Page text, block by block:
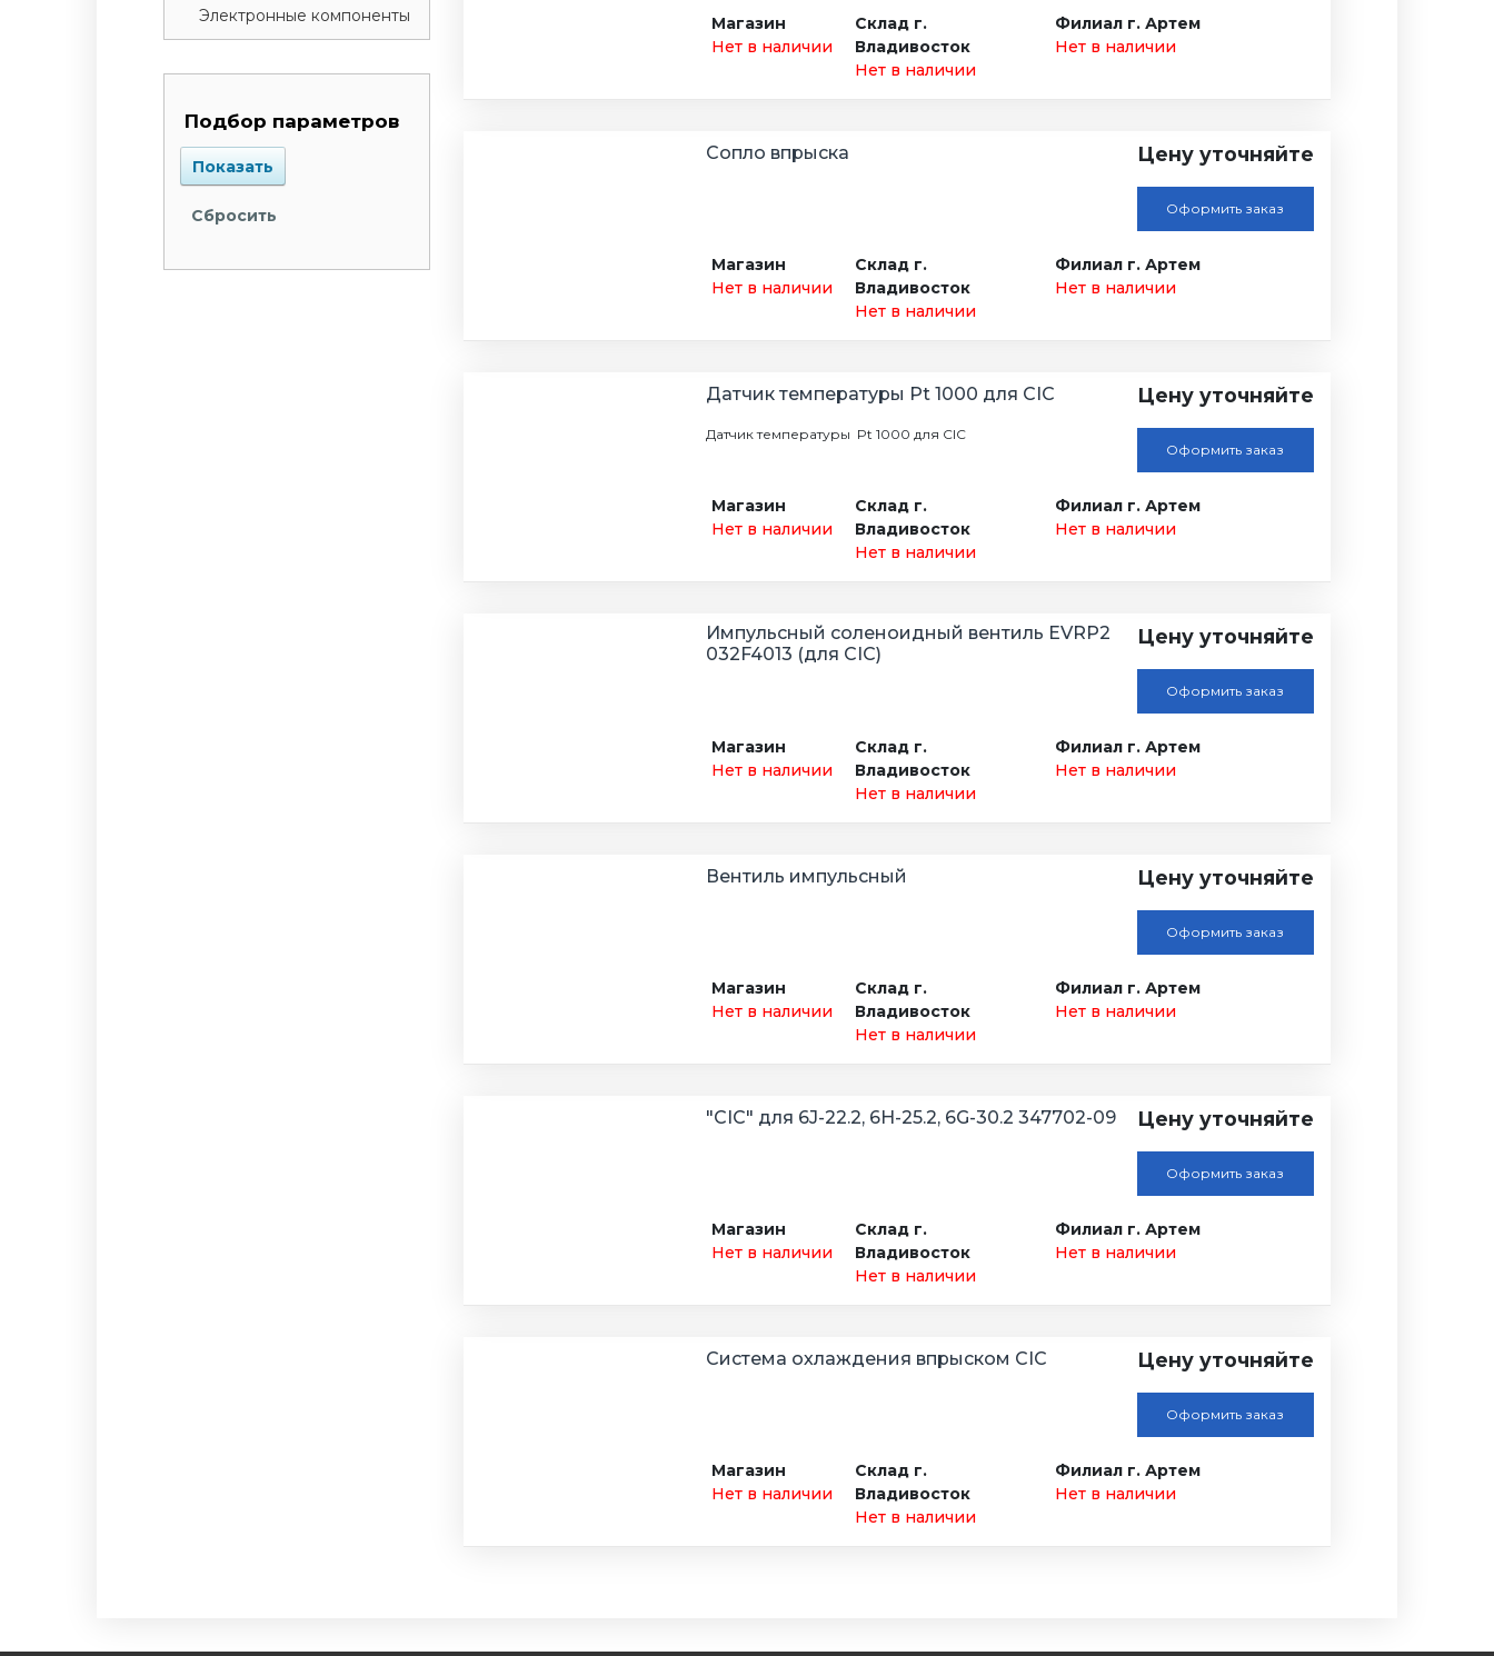
Электронные компоненты
Подбор параметров
Магазин
Нет в наличии
Склад г.
Владивосток
Нет в наличии
Филиал г. Артем
Нет в наличии
Сопло впрыска Цену уточняйте
Оформить заказ
Магазин
Нет в наличии
Склад г.
Владивосток
Нет в наличии
Филиал г. Артем
Нет в наличии
Датчик температуры Pt 1000 для CIC
Датчик температуры Pt 1000 для CIC
Цену уточняйте
Оформить заказ
Магазин
Нет в наличии
Склад г.
Владивосток
Нет в наличии
Филиал г. Артем
Нет в наличии
Импульсный соленоидный вентиль EVRP2
032F4013 (для CIC)
Цену уточняйте
Оформить заказ
Магазин
Нет в наличии
Склад г.
Владивосток
Нет в наличии
Филиал г. Артем
Нет в наличии
Вентиль импульсный Цену уточняйте
Оформить заказ
Магазин
Нет в наличии
Склад г.
Владивосток
Нет в наличии
Филиал г. Артем
Нет в наличии
"CIC" для 6J-22.2, 6H-25.2, 6G-30.2 347702-09 Цену уточняйте
Оформить заказ
Магазин
Нет в наличии
Склад г.
Владивосток
Нет в наличии
Филиал г. Артем
Нет в наличии
Система охлаждения впрыском CIC Цену уточняйте
Оформить заказ
Магазин
Нет в наличии
Склад г.
Владивосток
Нет в наличии
Филиал г. Артем
Нет в наличии